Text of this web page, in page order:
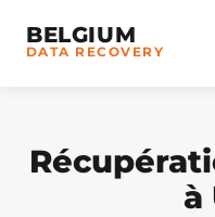
BELGIUM
DATA RECOVERY
à